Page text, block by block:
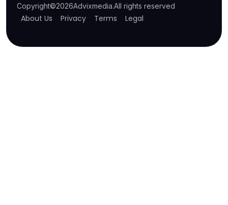
Copyright©2026Advixmedia.All rights reserved
About Us Privacy Terms Legal